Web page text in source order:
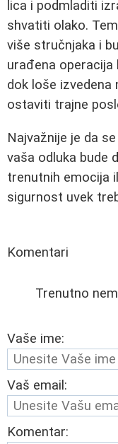
lica i podmladiti
shvatiti olako.
više stručnjaka i
urađena operacija
dok loše
ostaviti trajne
Najvažnije je da
vaša odluka bude
trenutnih emocija
sigurnost uvek
Komentari
Trenutno
Vaše ime:
Vaš email:
Komentar: